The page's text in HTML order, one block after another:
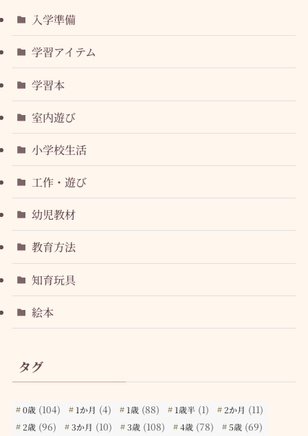
入学準備
学習アイテム
学習本
室内遊び
小学校生活
工作・遊び
幼児教材
教育方法
知育玩具
絵本
タグ
0歳 (104) 1か月 (4) 1歳 (88) 1歳半 (1) 2か月 (11)
2歳 (96) 3か月 (10) 3歳 (108) 4歳 (78) 5歳 (69)